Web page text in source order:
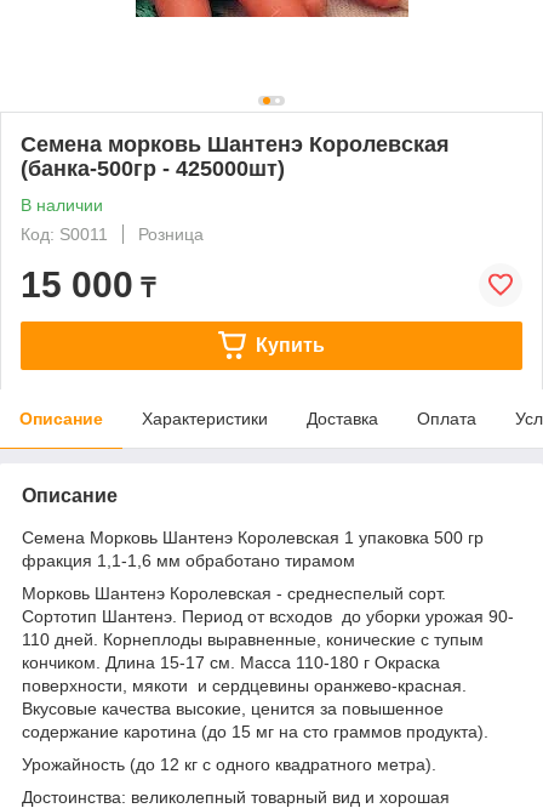
Семена морковь Шантенэ Королевская
(банка-500гр - 425000шт)
В наличии
Код: S0011
Розница
15 000 ₸
Купить
Описание Характеристики Доставка Оплата
Описание
Семена Морковь Шантенэ Королевская 1 упаковка 500 гр
фракция 1,1-1,6 мм обработано тирамом
Морковь Шантенэ Королевская - среднеспелый сорт.
Сортотип Шантенэ. Период от всходов до уборки урожая 90-
110 дней. Корнеплоды выравненные, конические с тупым
кончиком. Длина 15-17 см. Масса 110-180 г Окраска
поверхности, мякоти и сердцевины оранжево-красная.
Вкусовые качества высокие, ценится за повышенное
содержание каротина (до 15 мг на сто граммов продукта).
Урожайность (до 12 кг с одного квадратного метра).
Достоинства: великолепный товарный вид и хорошая